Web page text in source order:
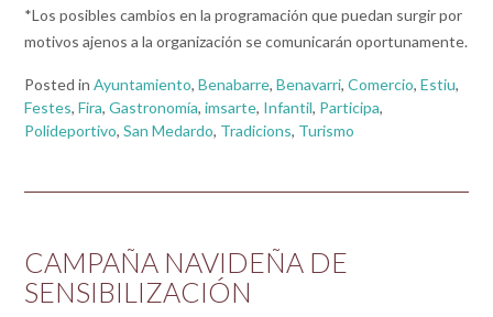
*Los posibles cambios en la programación que puedan surgir por
motivos ajenos a la organización se comunicarán oportunamente.
Posted in Ayuntamiento, Benabarre, Benavarri, Comercio, Estiu,
Festes, Fira, Gastronomía, imsarte, Infantil, Participa,
Polideportivo, San Medardo, Tradicions, Turismo
CAMPAÑA NAVIDEÑA DE
SENSIBILIZACIÓN